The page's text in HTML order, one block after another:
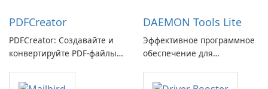
PDFCreator
PDFCreator: Создавайте и
конвертируйте PDF-файлы с
DAEMON Tools Lite
Эффективное программное
обеспечение для